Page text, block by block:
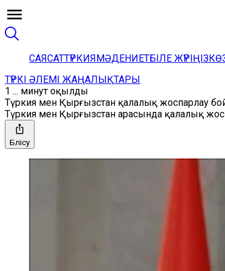
САЯСАТТҮРКИЯМӘДЕНИЕТБІЛЕ ЖҮРІҢІЗ
ТҮРКІ ӘЛЕМІ ЖАҢАЛЫҚТАРЫ
1 ... минут оқылды
Түркия мен Қырғызстан қалалық жоспарлау
Түркия мен Қырғызстан арасында қалалық
Бөлісу